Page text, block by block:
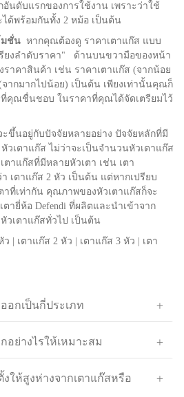
อันดับแรกของการใช้งาน เพราะว่าใช้
ด้พร้อมกันทั้ง 2 หม้อ เป็นต้น
มชั่น หากคุณต้องดู ราคาเตาแก๊ส แบบ
รียงลำดับราคา" ด้านบนขวามือของหน้า
ราคาสินค้า เช่น ราคาเตาแก๊ส (จากน้อย
ากมากไปน้อย) เป็นต้น เพียงเท่านั้นคุณก็
ที่คุณชื่นชอบ ในราคาที่คุณได้จัดเตรียมไว้
ขึ้นอยู่กับปัจจัยหลายอย่าง ปัจจัยหลักที่มี
วเตาแก๊ส ไม่ว่าจะเป็นจำนวนหัวเตาแก๊ส
าแก๊สที่มีหลายหัวเตา เช่น เตา
เตาแก๊ส 2 หัว เป็นต้น แต่หากเปรียบ
าที่เท่ากัน คุณภาพของหัวเตาแก๊สก็จะ
ายี่ห้อ Defendi ที่ผลิตและนำเข้าจาก
วเตาแก๊สทั่วไป เป็นต้น
ว เตาแก๊ส 2 หัว เตาแก๊ส 3 หัว
เตา
อกเป็นกี่ประเภท
อย่างไรให้เหมาะสม
ให้สูงห่างจากเตาแก๊สหรือ